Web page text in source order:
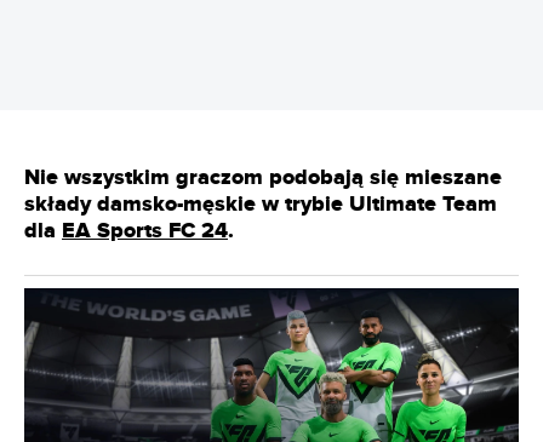
Nie wszystkim graczom podobają się mieszane
składy damsko-męskie w trybie Ultimate Team
dla EA Sports FC 24.